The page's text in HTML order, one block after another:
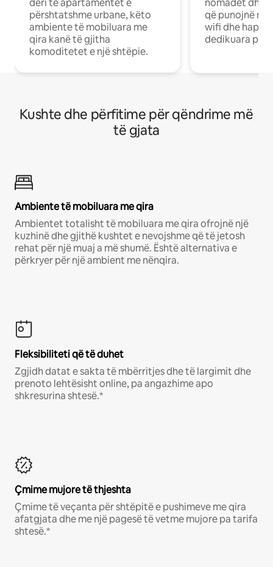
përshtatshme urbane, këto
ambiente të mobiluara me
qira kanë të gjitha
komoditetet e një shtëpie.
që punojnë në
wifi dhe
dedikuara
Kushte dhe përfitime për qëndrime më
të gjata
Ambiente të mobiluara me qira
Ambientet totalisht të mobiluara me qira ofrojnë një
kuzhinë dhe gjithë kushtet e nevojshme që të jetosh
rehat për një muaj a më shumë. Është alternativa e
përkryer për një ambient me nënqira.
Fleksibiliteti që të duhet
Zgjidh datat e sakta të mbërritjes dhe të largimit dhe
prenoto lehtësisht online, pa angazhime apo
shkresurina shtesë.*
Çmime mujore të thjeshta
Çmime të veçanta për shtëpitë e pushimeve me qira
afatgjata dhe me një pagesë të vetme mujore pa tarifa
shtesë.*